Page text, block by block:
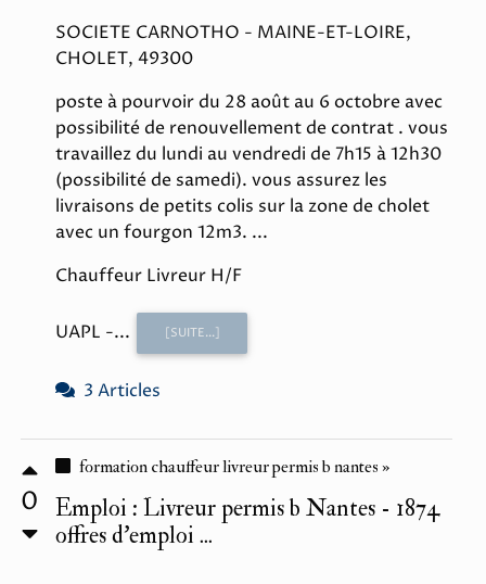
SOCIETE CARNOTHO - MAINE-ET-LOIRE,
CHOLET, 49300
poste à pourvoir du 28 août au 6 octobre avec
possibilité de renouvellement de contrat . vous
travaillez du lundi au vendredi de 7h15 à 12h30
(possibilité de samedi). vous assurez les
livraisons de petits colis sur la zone de cholet
avec un fourgon 12m3. ...
Chauffeur Livreur H/F
UAPL -... [SUITE...]
3 Articles
0
formation chauffeur livreur permis b nantes »
Emploi : Livreur permis b Nantes - 1874
offres d’emploi ...